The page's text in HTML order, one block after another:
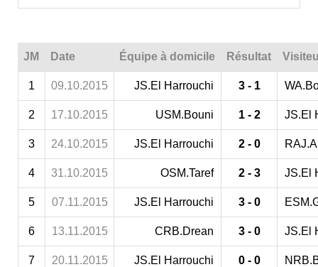
JM Date Équipe à domicile Résultat
1 09.10.2015 JS.El Harrouchi 3 - 1
2 17.10.2015 USM.Bouni 1 - 2 JS.El
3 24.10.2015 JS.El Harrouchi 2 - 0
4 31.10.2015 OSM.Taref 2 - 3 JS.El
5 07.11.2015 JS.El Harrouchi 3 - 0
6 13.11.2015 CRB.Drean 3 - 0 JS.El
7 20.11.2015 JS.El Harrouchi 0 - 0